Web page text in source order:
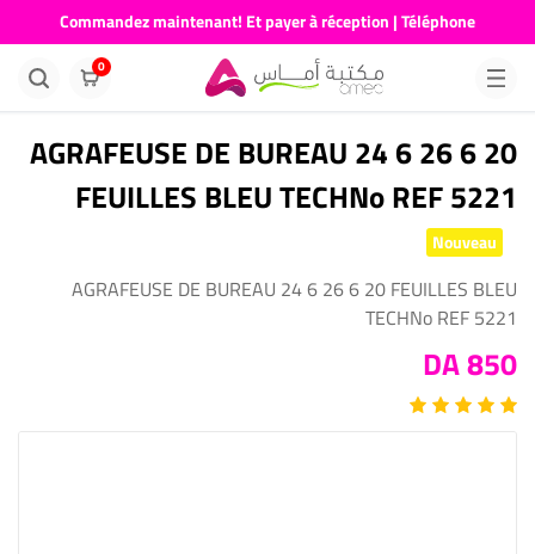
Commandez maintenant! Et payer à réception | Téléphone
676681730
0
AGRAFEUSE DE BUREAU 24 6 26 6 20
FEUILLES BLEU TECHNo REF 5221
Nouveau
AGRAFEUSE DE BUREAU 24 6 26 6 20 FEUILLES BLEU
TECHNo REF 5221
850 DA